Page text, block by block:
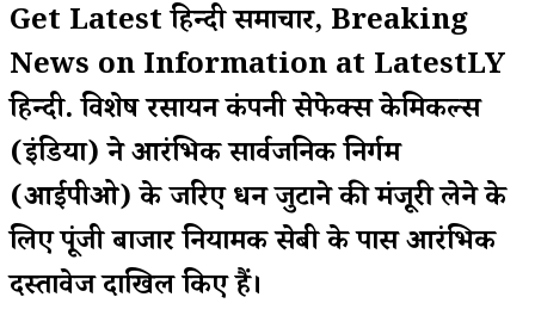
Get Latest हिन्दी समाचार, Breaking
News on Information at LatestLY
हिन्दी. विशेष रसायन कंपनी सेफेक्स केमिकल्स
(इंडिया) ने आरंभिक सार्वजनिक निर्गम
(आईपीओ) के जरिए धन जुटाने की मंजूरी लेने के
लिए पूंजी बाजार नियामक सेबी के पास आरंभिक
दस्तावेज दाखिल किए हैं।